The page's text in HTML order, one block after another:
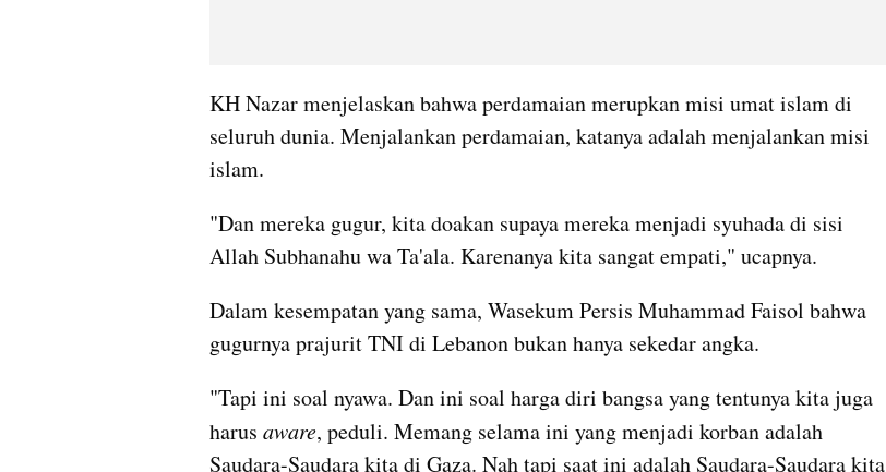
KH Nazar menjelaskan bahwa perdamaian merupkan misi umat islam di
seluruh dunia. Menjalankan perdamaian, katanya adalah menjalankan misi
islam.
"Dan mereka gugur, kita doakan supaya mereka menjadi syuhada di sisi
Allah Subhanahu wa Ta'ala. Karenanya kita sangat empati," ucapnya.
Dalam kesempatan yang sama, Wasekum Persis Muhammad Faisol bahwa
gugurnya prajurit TNI di Lebanon bukan hanya sekedar angka.
"Tapi ini soal nyawa. Dan ini soal harga diri bangsa yang tentunya kita juga
harus aware, peduli. Memang selama ini yang menjadi korban adalah
Saudara-Saudara kita di Gaza. Nah tapi saat ini adalah Saudara-Saudara kita